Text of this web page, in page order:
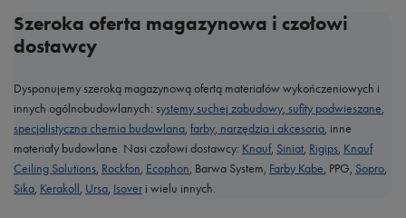
Szeroka oferta magazynowa i czołowi
dostawcy
Dysponujemy szeroką magazynową ofertą materiałów wykończeniowych i
innych ogólnobudowlanych: systemy suchej zabudowy, sufity podwieszane,
specjalistyczna chemia budowlana, farby, narzędzia i akcesoria, inne
materiały budowlane. Nasi czołowi dostawcy: Knauf, Siniat, Rigips, Knauf
Ceiling Solutions, Rockfon, Ecophon, Barwa System, Farby Kabe, PPG, Sopro,
Sika, Kerakoll, Ursa, Isover i wielu innych.